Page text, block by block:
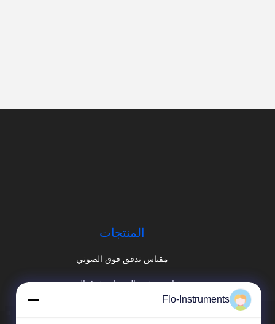
المنتجات
مقياس تدفق فوق الصوتي
مقياس تدفق بالموجات فوق الصوتية
Flo-Instruments